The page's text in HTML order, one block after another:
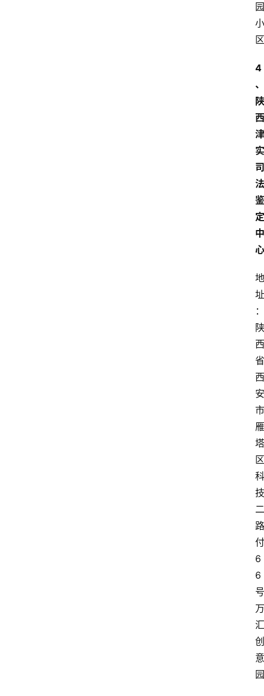
园
小
区
4
、
陕
西
津
实
司
法
鉴
定
中
心
地
址
：
陕
西
省
西
安
市
雁
塔
区
科
技
二
路
付
6
6
号
万
汇
创
意
园